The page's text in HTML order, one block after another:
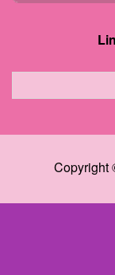
Copyright